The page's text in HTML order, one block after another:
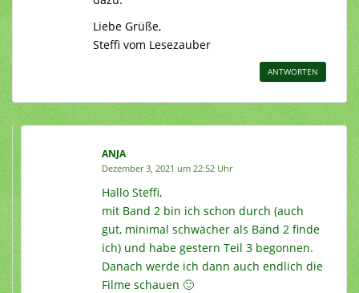
Liebe Grüße,
Steffi vom Lesezauber
ANTWORTEN
ANJA
Dezember 3, 2021 um 22:52 Uhr
Hallo Steffi,
mit Band 2 bin ich schon durch (auch
gut, minimal schwächer als Band 2 finde
ich) und habe gestern Teil 3 begonnen.
Danach werde ich dann auch endlich die
Filme schauen 🙂